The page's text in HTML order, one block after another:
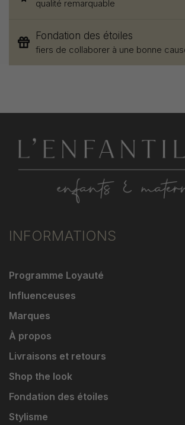
qualité remarquable
Fondation des étoiles
fiers de collaborer à une bonne
INFORMATIONS
Programme Loyauté
Influenceuses
Marques
À propos
Livraisons et retours
Shop the look
Fondation des étoiles
Stylisme